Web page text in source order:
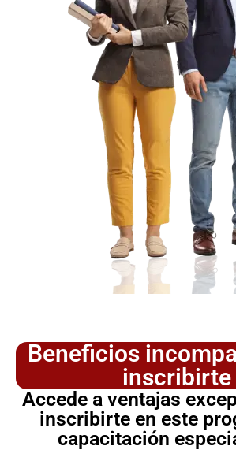
Beneficios
inscribirte
Accede a ventajas
inscribirte en este
capacitación